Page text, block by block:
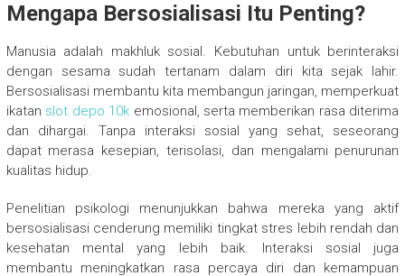
Mengapa Bersosialisasi Itu Penting?
Manusia adalah makhluk sosial. Kebutuhan untuk berinteraksi
dengan sesama sudah tertanam dalam diri kita sejak lahir.
Bersosialisasi membantu kita membangun jaringan, memperkuat
ikatan slot depo 10k emosional, serta memberikan rasa diterima
dan dihargai. Tanpa interaksi sosial yang sehat, seseorang
dapat merasa kesepian, terisolasi, dan mengalami penurunan
kualitas hidup.
Penelitian psikologi menunjukkan bahwa mereka yang aktif
bersosialisasi cenderung memiliki tingkat stres lebih rendah dan
kesehatan mental yang lebih baik. Interaksi sosial juga
membantu meningkatkan rasa percaya diri dan kemampuan